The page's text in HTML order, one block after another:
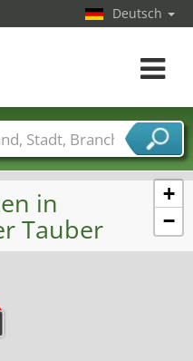
+
−
in
Tauber
Deutsch
Toggle
Städte
Branchen